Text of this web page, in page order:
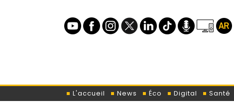
L'accueil News Éco Digital Santé